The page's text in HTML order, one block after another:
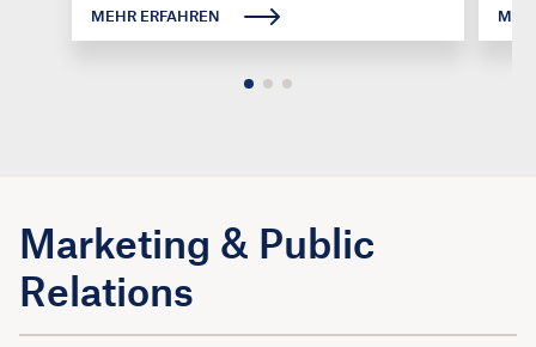
MEHR ERFAHREN
Marketing & Public
Relations